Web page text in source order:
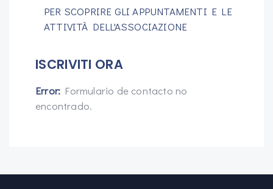
PER SCOPRIRE GLI APPUNTAMENTI E LE
ATTIVITÀ DELL'ASSOCIAZIONE
ISCRIVITI ORA
Error: Formulario de contacto no
encontrado.